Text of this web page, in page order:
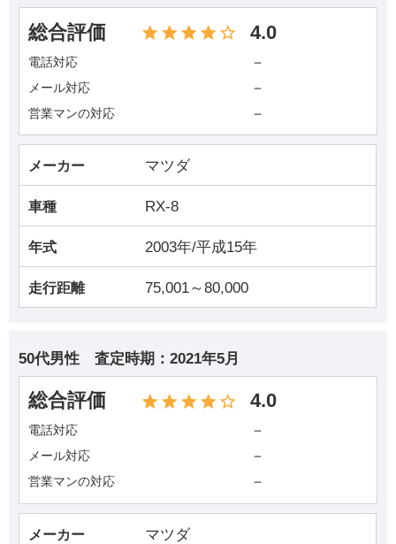
総合評価 4.0
電話対応 －
メール対応 －
営業マンの対応 －
メーカー マツダ
車種 RX-8
年式 2003年/平成15年
走行距離 75,001～80,000
50代男性 査定時期： 2021年5月
総合評価 4.0
電話対応 －
メール対応 －
営業マンの対応 －
メーカー マツダ